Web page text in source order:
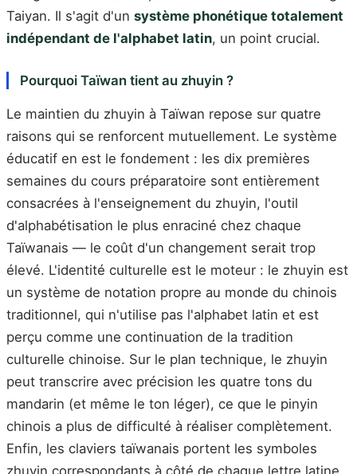
Taiyan. Il s'agit d'un système phonétique totalement
indépendant de l'alphabet latin, un point crucial.
Pourquoi Taïwan tient au zhuyin ?
Le maintien du zhuyin à Taïwan repose sur quatre
raisons qui se renforcent mutuellement. Le système
éducatif en est le fondement : les dix premières
semaines du cours préparatoire sont entièrement
consacrées à l'enseignement du zhuyin, l'outil
d'alphabétisation le plus enraciné chez chaque
Taïwanais — le coût d'un changement serait trop
élevé. L'identité culturelle est le moteur : le zhuyin est
un système de notation propre au monde du chinois
traditionnel, qui n'utilise pas l'alphabet latin et est
perçu comme une continuation de la tradition
culturelle chinoise. Sur le plan technique, le zhuyin
peut transcrire avec précision les quatre tons du
mandarin (et même le ton léger), ce que le pinyin
chinois a plus de difficulté à réaliser complètement.
Enfin, les claviers taïwanais portent les symboles
zhuyin correspondants à côté de chaque lettre latine,